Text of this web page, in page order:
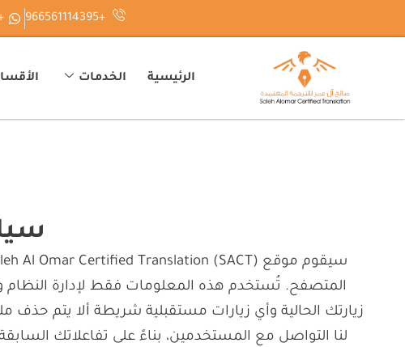
+966561114395
الرئيسية الخدمات
المتصفح. تُستخدم هذه المعلومات فقط لإدارة النظام
زيارتك الحالية وأي زيارات مستقبلية شريطة ألا يتم
لنا التواصل مع المستخدمين، بناءً على تفاعلاتك